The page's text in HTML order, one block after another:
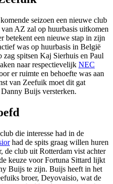
seizoen een nieuwe club
AZ zal op huurbasis uitkomen
betekent een nieuwe stap in zijn
was op huurbasis in België
spitsen Kaj Sierhuis en Paul
naar respectievelijk NEC
er ruimte en behoefte was aan
van Zeefuik moet dit gat
Buijs versterken.
die interesse had in de
had de spits graag willen huren
de club uit Rotterdam vist achter
keuze voor Fortuna Sittard lijkt
Buijs te zijn. Buijs heeft in het
broer, Deyovaisio, wat de